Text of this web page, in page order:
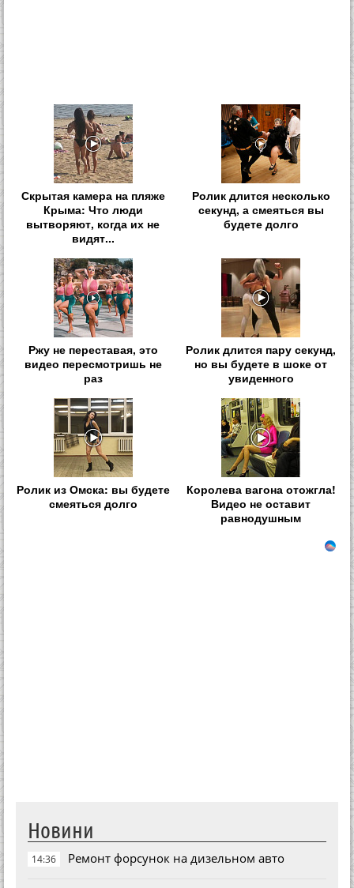
Скрытая камера на пляже
Крыма: Что люди
вытворяют, когда их не
видят...
Ролик длится несколько
секунд, а смеяться вы
будете долго
Ржу не переставая, это
видео пересмотришь не
раз
Ролик длится пару секунд,
но вы будете в шоке от
увиденного
Ролик из Омска: вы будете
смеяться долго
Королева вагона отожгла!
Видео не оставит
равнодушным
Новини
14:36 Ремонт форсунок на дизельном авто